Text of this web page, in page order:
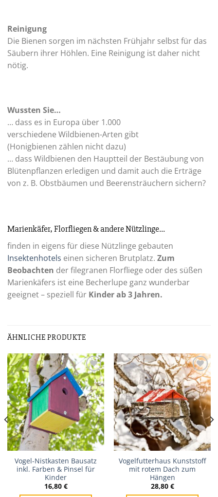
Reinigung
Die Bienen sorgen im nächsten Frühjahr selbst für das
Säubern ihrer Höhlen. Eine Reinigung ist daher nicht
nötig.
Wussten Sie…
… dass es in Europa über 1.000
verschiedene Wildbienen-Arten gibt
(Honigbienen zählen nicht dazu)
… dass Wildbienen den Hauptteil der Bestäubung von
Blütenpflanzen erledigen und damit auch die Erträge
von z. B. Obstbäumen und Beerensträuchern sichern?
Marienkäfer, Florfliegen & andere Nützlinge…
finden in eigens für diese Nützlinge gebauten
Insektenhotels einen sicheren Brutplatz. Zum
Beobachten der filegranen Florfliege oder des süßen
Marienkäfers ist eine Becherlupe ganz wunderbar
geeignet – speziell für Kinder ab 3 Jahren.
ÄHNLICHE PRODUKTE
Zur
Wunschliste
Vogel-Nistkasten Bausatz
inkl. Farben & Pinsel für
Kinder
16,80 €
Zur
Wunschliste
Vogelfutterhaus Kunststoff
mit rotem Dach zum
Hängen
28,80 €